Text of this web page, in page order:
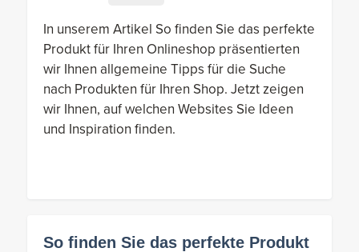
In unserem Artikel So finden Sie das perfekte
Produkt für Ihren Onlineshop präsentierten
wir Ihnen allgemeine Tipps für die Suche
nach Produkten für Ihren Shop. Jetzt zeigen
wir Ihnen, auf welchen Websites Sie Ideen
und Inspiration finden.
So finden Sie das perfekte Produkt